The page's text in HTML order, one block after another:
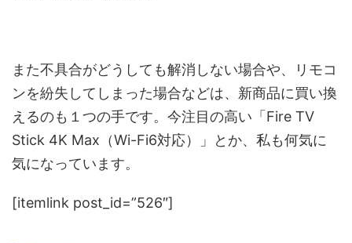
また不具合がどうしても解消しない場合や、リモコ
ンを紛失してしまった場合などは、新商品に買い換
えるのも１つの手です。今注目の高い「Fire TV
Stick 4K Max（Wi-Fi6対応）」とか、私も何気に
気になっています。
[itemlink post_id=”526″]